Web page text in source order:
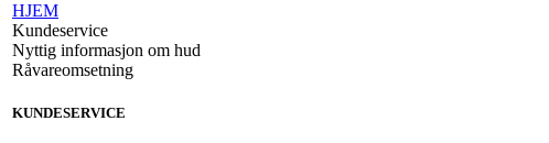
HJEM
Kundeservice
Nyttig informasjon om hud
Råvareomsetning
KUNDESERVICE